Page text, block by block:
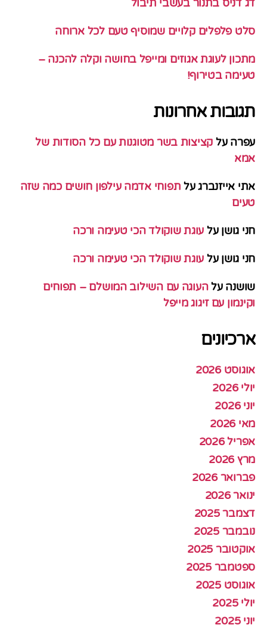
דג דניס בתנור בעשבי תיבול
סלט פלפלים קלויים שמוסיף טעם לכל ארוחה
מתכון לעוגת אגוזים ומייפל בחושה וקלה להכנה –
טעימה בטירוף!
תגובות אחרונות
עפרה על קציצות בשר מטוגנות עם כל הסודות של
אמא
אתי אייזנברגעל תפוחי אדמה עילפון חושים כמה שזה
טעים
חני גושן על עוגת שוקולד הכי טעימה ורכה
חני גושן על עוגת שוקולד הכי טעימה ורכה
שושנה עלהעוגה עם השילוב המושלם – תפוחים
וקינמון עם זיגוג מייפל
ארכיונים
אוגוסט 2026
יולי 2026
יוני 2026
מאי 2026
אפריל 2026
מרץ 2026
פברואר 2026
ינואר 2026
דצמבר 2025
נובמבר 2025
אוקטובר 2025
ספטמבר 2025
אוגוסט 2025
יולי 2025
יוני 2025